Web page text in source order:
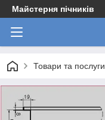
Майстерня пічників
Товари та послуги